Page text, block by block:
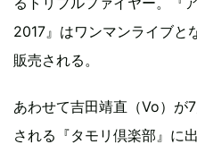
2017』はワンマンライブと
販売される。
あわせて吉田靖直（Vo）が
される『タモリ倶楽部』に